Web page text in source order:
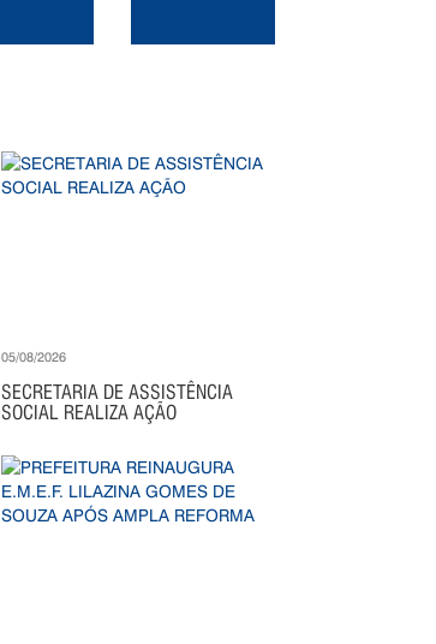
05/08/2026
SECRETARIA DE ASSISTÊNCIA
SOCIAL REALIZA AÇÃO